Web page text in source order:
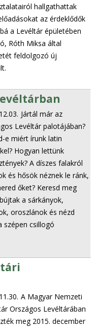
hallgathattak
az érdeklődők
a Levéltár épületében
Róth Miksa által
feldolgozó új
Jártál már az
Levéltár palotájában?
e miért írunk latin
Hogyan lettünk
A díszes falakról
és hősök néznek le ránk,
őket? Keresd meg
a sárkányok,
oroszlánok és nézd
szépen csillogó
A Magyar Nemzeti
Országos Levéltárában
meg 2015. december